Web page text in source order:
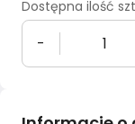
Dostępna ilość
-